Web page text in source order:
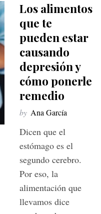
Los alimentos
que te
pueden estar
causando
depresión y
cómo ponerle
remedio
by Ana García
Dicen que el
estómago es el
segundo cerebro.
Por eso, la
alimentación que
llevamos dice